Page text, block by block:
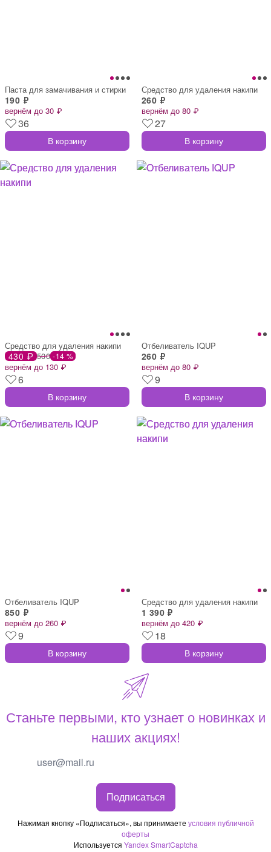
Паста для замачивания и стирки
190 ₽
вернём до 30 ₽
36
В корзину
Средство для удаления накипи
260 ₽
вернём до 80 ₽
27
В корзину
Средство для удаления накипи
430 ₽ 500 -14 %
вернём до 130 ₽
6
В корзину
Отбеливатель IQUP
260 ₽
вернём до 80 ₽
9
В корзину
Отбеливатель IQUP
850 ₽
вернём до 260 ₽
9
В корзину
Средство для удаления накипи
1 390 ₽
вернём до 420 ₽
18
В корзину
Станьте первыми, кто узнает о новинках и
наших акциях!
Подписаться
Нажимая кнопку «Подписаться», вы принимаете условия публичной
оферты
Используется Yandex SmartCaptcha